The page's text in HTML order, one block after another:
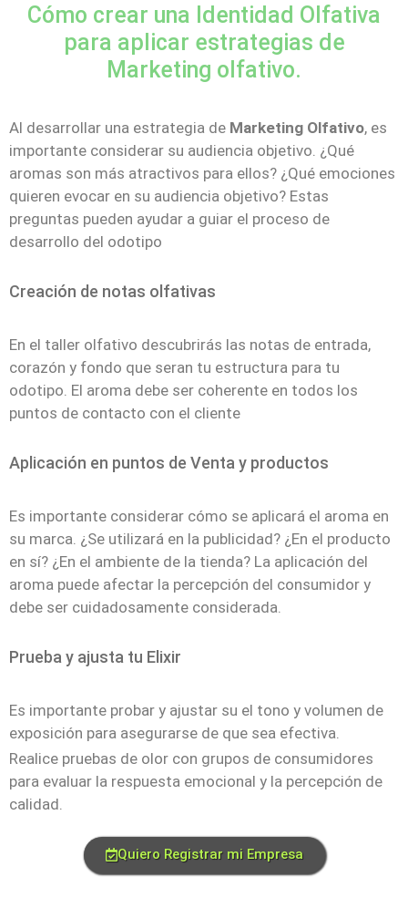
Cómo crear una Identidad Olfativa
para aplicar estrategias de
Marketing olfativo.
Al desarrollar una estrategia de Marketing Olfativo, es
importante considerar su audiencia objetivo. ¿Qué
aromas son más atractivos para ellos? ¿Qué emociones
quieren evocar en su audiencia objetivo? Estas
preguntas pueden ayudar a guiar el proceso de
desarrollo del odotipo
Creación de notas olfativas
En el taller olfativo descubrirás las notas de entrada,
corazón y fondo que seran tu estructura para tu
odotipo. El aroma debe ser coherente en todos los
puntos de contacto con el cliente
Aplicación en puntos de Venta y productos
Es importante considerar cómo se aplicará el aroma en
su marca. ¿Se utilizará en la publicidad? ¿En el producto
en sí? ¿En el ambiente de la tienda? La aplicación del
aroma puede afectar la percepción del consumidor y
debe ser cuidadosamente considerada.
Prueba y ajusta tu Elixir
Es importante probar y ajustar su el tono y volumen de
exposición para asegurarse de que sea efectiva.
Realice pruebas de olor con grupos de consumidores
para evaluar la respuesta emocional y la percepción de
calidad.
Quiero Registrar mi Empresa